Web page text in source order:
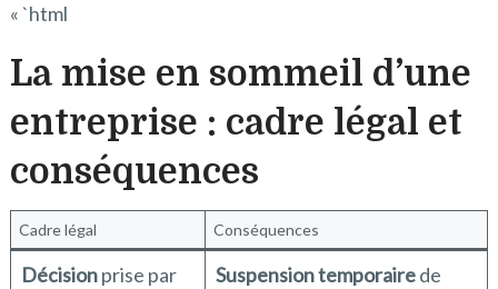
« `html
La mise en sommeil d’une
entreprise : cadre légal et
conséquences
Cadre légal Conséquences
Décisionprise par
Suspension temporairede